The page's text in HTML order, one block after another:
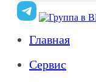
Главная
Сервис